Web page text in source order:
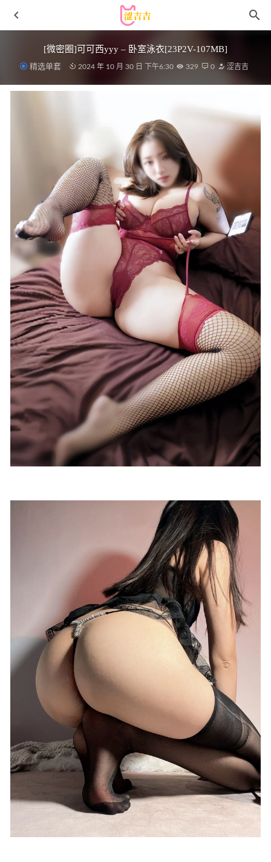
[微密圈]可可西yyy – 卧室泳衣[23P2V-107MB]
精选单套 2024 年 10 月 30 日 下午6:30 329 0 涩吉吉
秀人网 – 2020.03.03 No.2025 奶瓶土肥圆矮挫丑黑穷
[50+1P105M] 2022-11-07
[微密圈]于芷晴 – 人体盛宴 [31P2V-113M] 2023-10-13
ZinieQ – Princess Peach figure [40P+11V／458MB] 2025-10-
09
[Xiuren秀人网]2023.06.16 NO.6928 妲己_Toxic[68+1P／
575MB]
2023-11-25
[微密圈]鹅鹅 – 白色蕾丝Q趣女仆装[16P7V-60MB]
2024-10-
30